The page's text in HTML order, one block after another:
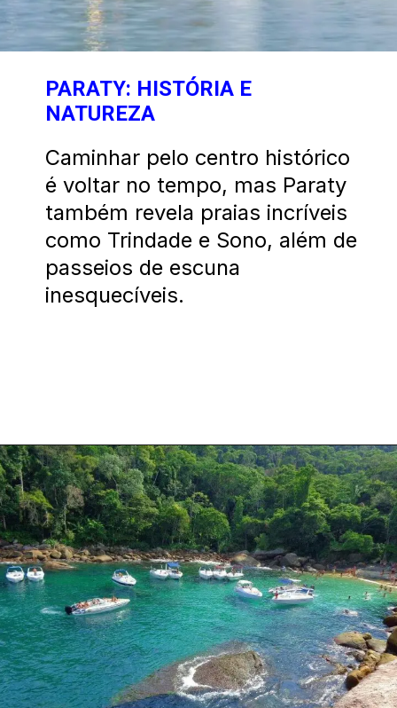
Caminhar pelo centro histórico
é voltar no tempo, mas Paraty
também revela praias incríveis
como Trindade e Sono, além de
passeios de escuna
inesquecíveis.
PARATY: HISTÓRIA E
NATUREZA
Openinghttps://costaverdelinda.com.br/categoria/paraty/